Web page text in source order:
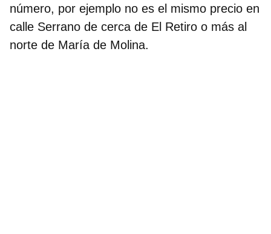
número, por ejemplo no es el mismo precio en
calle Serrano de cerca de El Retiro o más al
norte de María de Molina.